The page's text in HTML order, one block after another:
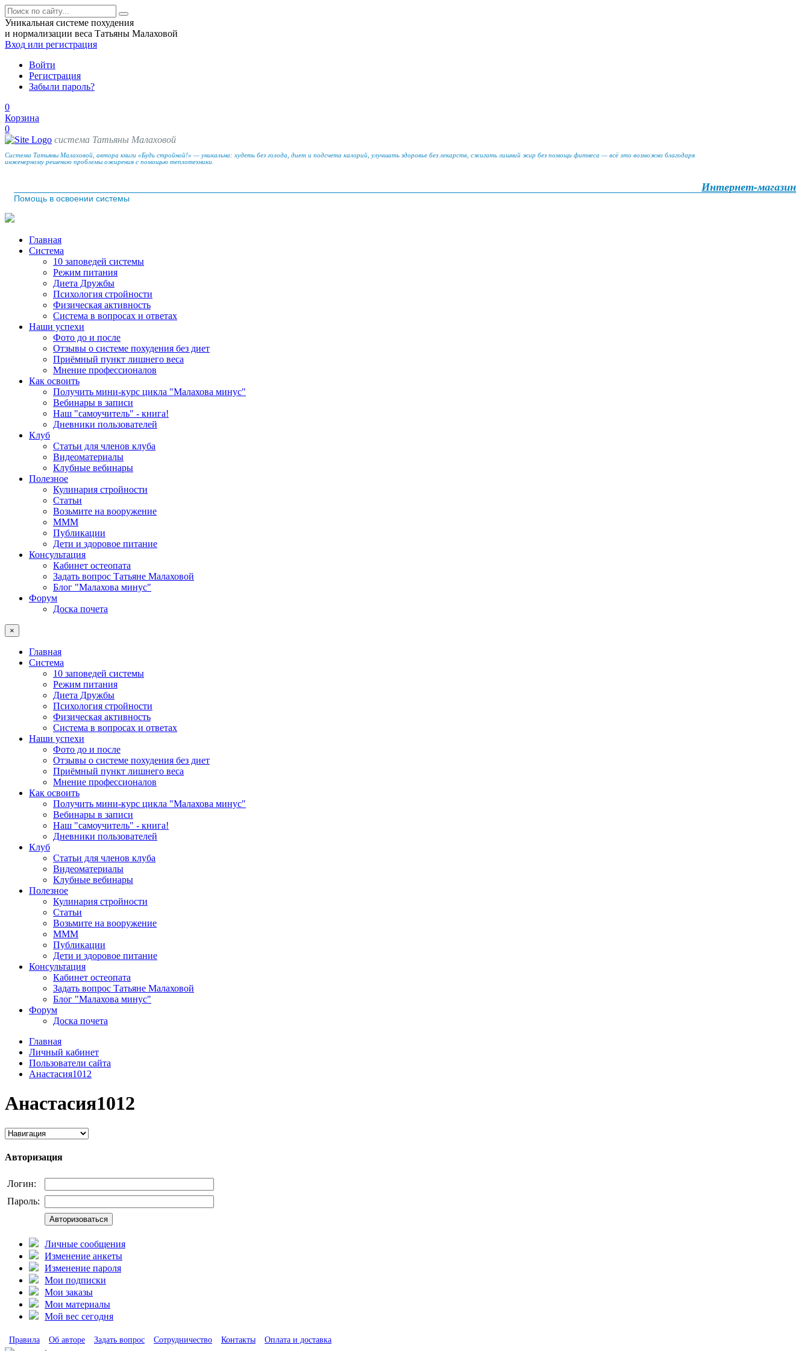
Уникальная системе похудения
и нормализации веса Татьяны Малаховой
Вход или регистрация
Войти
Регистрация
Забыли пароль?
0
Корзина
0
система Татьяны Малаховой
Система Татьяны Малаховой, автора книги «Будь стройной!» — уникальна: худеть без голода, диет и подсчета калорий, улучшать здоровье без лекарств, сжигать лишний жир без помощи фитнеса — всё это возможно благодаря
инженерному решению проблемы ожирения с помощью теплотехники.
Интернет-магазин
Помощь в освоении системы
Главная
Система
10 заповедей системы
Режим питания
Диета Дружбы
Психология стройности
Физическая активность
Система в вопросах и ответах
Наши успехи
Фото до и после
Отзывы о системе похудения без диет
Приёмный пункт лишнего веса
Мнение профессионалов
Как освоить
Получить мини-курс цикла "Малахова минус"
Вебинары в записи
Наш "самоучитель" - книга!
Дневники пользователей
Клуб
Статьи для членов клуба
Видеоматериалы
Клубные вебинары
Полезное
Кулинария стройности
Статьи
Возьмите на вооружение
МММ
Публикации
Дети и здоровое питание
Консультация
Кабинет остеопата
Задать вопрос Татьяне Малаховой
Блог "Малахова минус"
Форум
Доска почета
×
Главная
Система
10 заповедей системы
Режим питания
Диета Дружбы
Психология стройности
Физическая активность
Система в вопросах и ответах
Наши успехи
Фото до и после
Отзывы о системе похудения без диет
Приёмный пункт лишнего веса
Мнение профессионалов
Как освоить
Получить мини-курс цикла "Малахова минус"
Вебинары в записи
Наш "самоучитель" - книга!
Дневники пользователей
Клуб
Статьи для членов клуба
Видеоматериалы
Клубные вебинары
Полезное
Кулинария стройности
Статьи
Возьмите на вооружение
МММ
Публикации
Дети и здоровое питание
Консультация
Кабинет остеопата
Задать вопрос Татьяне Малаховой
Блог "Малахова минус"
Форум
Доска почета
Главная
Личный кабинет
Пользователи сайта
Анастасия1012
Анастасия1012
Авторизация
Логин:
Пароль:
Авторизоваться
Личные сообщения
Изменение анкеты
Изменение пароля
Мои подписки
Мои заказы
Мои материалы
Мой вес сегодня
Правила Об авторе Задать вопрос Сотрудничество Контакты Оплата и доставка